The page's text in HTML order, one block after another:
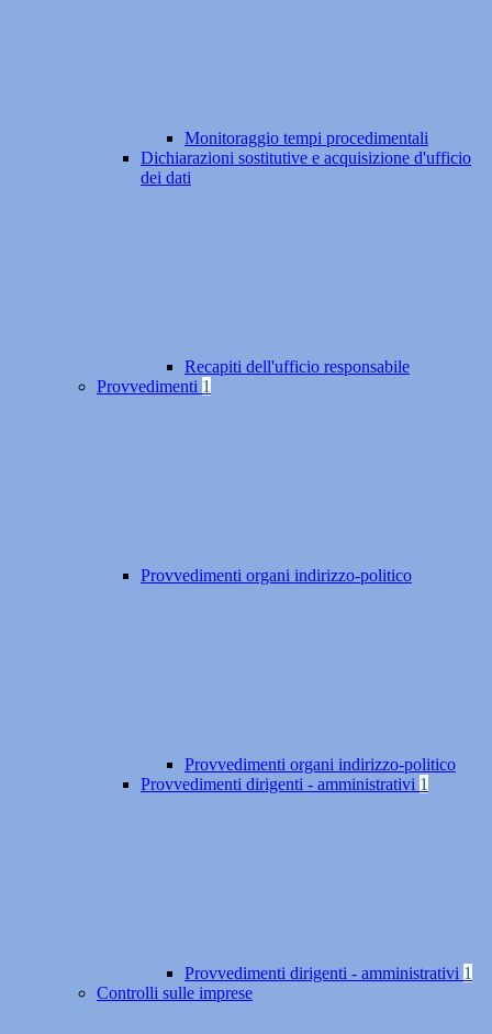
Monitoraggio tempi procedimentali
Dichiarazioni sostitutive e acquisizione d'ufficio
dei dati
Recapiti dell'ufficio responsabile
Provvedimenti 1
Provvedimenti organi indirizzo-politico
Provvedimenti organi indirizzo-politico
Provvedimenti dirigenti - amministrativi 1
Provvedimenti dirigenti - amministrativi 1
Controlli sulle imprese